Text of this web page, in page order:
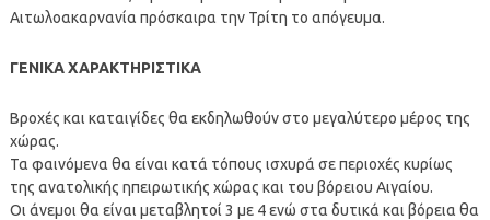
Αιτωλοακαρνανία πρόσκαιρα την Τρίτη το απόγευμα.
ΓΕΝΙΚΑ ΧΑΡΑΚΤΗΡΙΣΤΙΚΑ
Βροχές και καταιγίδες θα εκδηλωθούν στο μεγαλύτερο μέρος της
χώρας.
Τα φαινόμενα θα είναι κατά τόπους ισχυρά σε περιοχές κυρίως
της ανατολικής ηπειρωτικής χώρας και του βόρειου Αιγαίου.
Οι άνεμοι θα είναι μεταβλητοί 3 με 4 ενώ στα δυτικά και βόρεια θα